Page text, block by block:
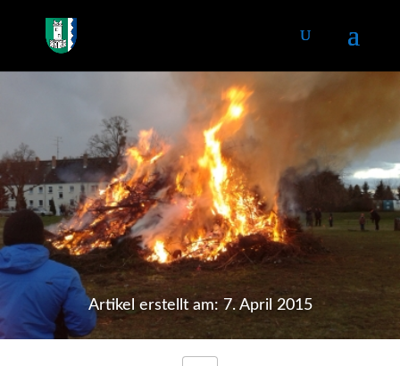
Artikel erstellt am: 7. April 2015